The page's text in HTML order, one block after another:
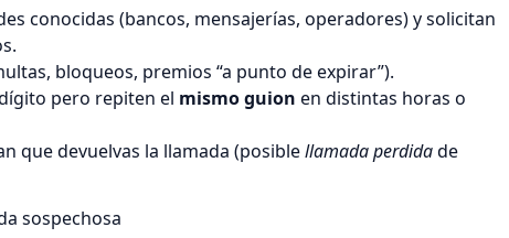
conocidas (bancos, mensajerías, operadores) y solicitan
bloqueos, premios “a punto de expirar”).
pero repiten el mismo guion en distintas horas o
que devuelvas la llamada (posiblellamada perdidade
sospechosa